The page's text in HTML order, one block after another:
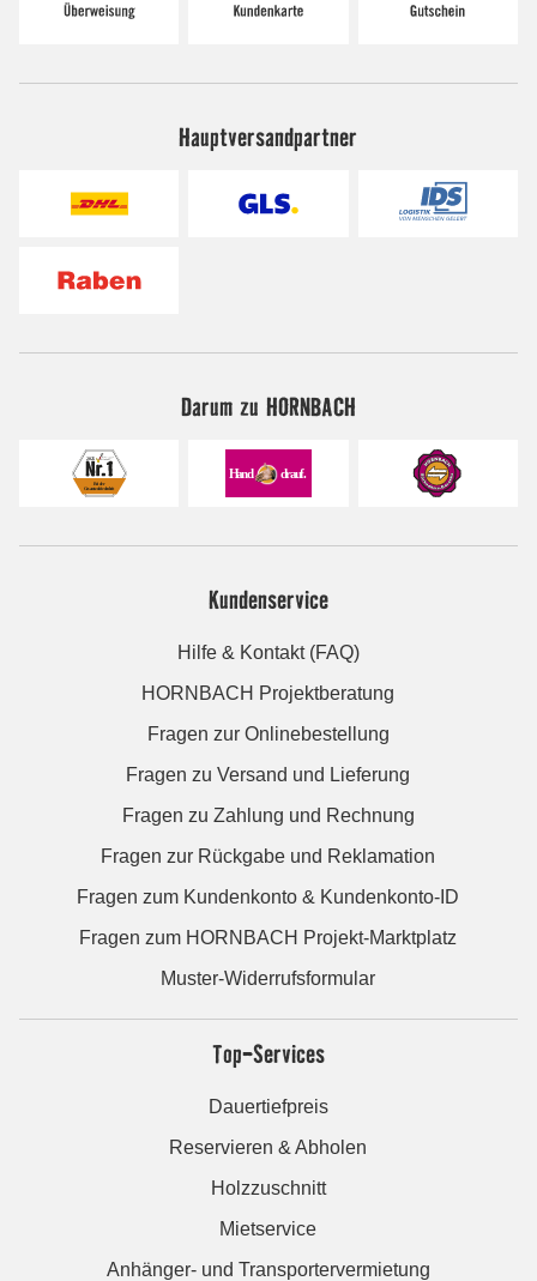
Hauptversandpartner
Darum zu HORNBACH
Kundenservice
Hilfe & Kontakt (FAQ)
HORNBACH Projektberatung
Fragen zur Onlinebestellung
Fragen zu Versand und Lieferung
Fragen zu Zahlung und Rechnung
Fragen zur Rückgabe und Reklamation
Fragen zum Kundenkonto & Kundenkonto-ID
Fragen zum HORNBACH Projekt-Marktplatz
Muster-Widerrufsformular
Top-Services
Dauertiefpreis
Reservieren & Abholen
Holzzuschnitt
Mietservice
Anhänger- und Transportervermietung